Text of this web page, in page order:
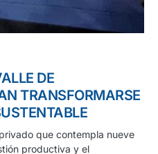
DE
TRANSFORMARSE
que contempla nueve
productiva y el